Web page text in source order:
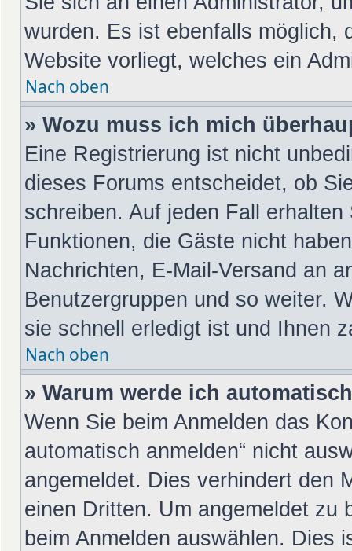
wurden. Es ist ebenfalls möglich,
Website vorliegt, welches ein
Nach oben
» Wozu muss ich mich
Eine Registrierung ist nicht
dieses Forums entscheidet, ob
schreiben. Auf jeden Fall
Funktionen, die Gäste nicht
Nachrichten, E-Mail-Versand an
Benutzergruppen und so weiter.
sie schnell erledigt ist und Ihnen
Nach oben
» Warum werde ich
Wenn Sie beim Anmelden das
automatisch anmelden“ nicht
angemeldet. Dies verhindert den
einen Dritten. Um angemeldet zu
beim Anmelden auswählen. Dies